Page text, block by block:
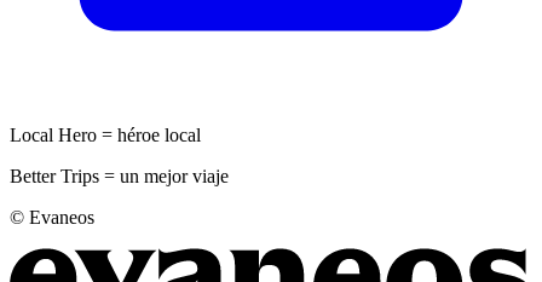
Local Hero = héroe local
Better Trips = un mejor viaje
© Evaneos